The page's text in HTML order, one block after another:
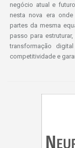
negócio atual e
nesta nova era
partes da mesma
passo para
transformação
competitividade e